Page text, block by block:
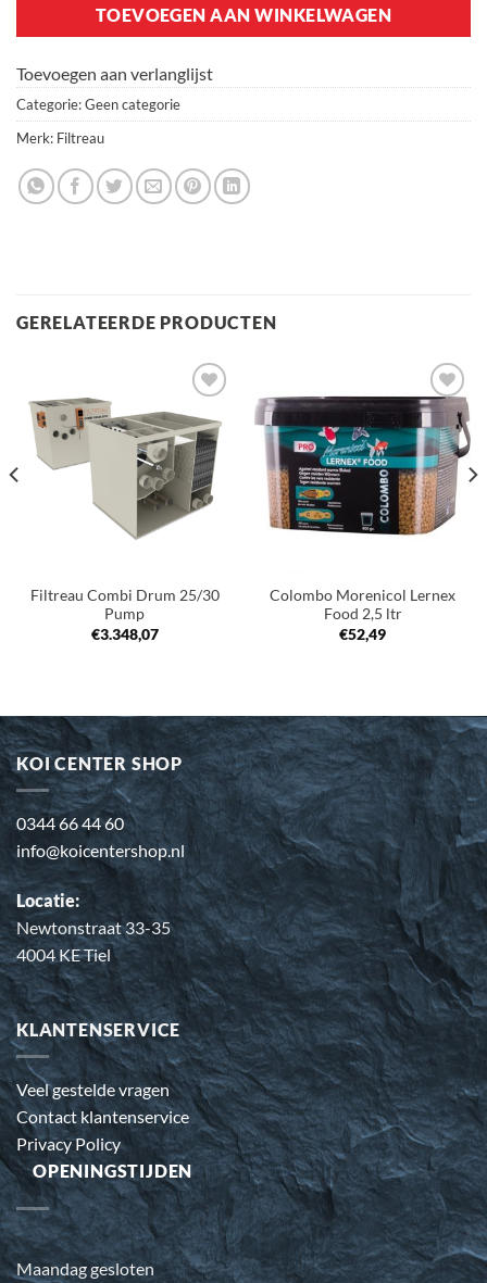
TOEVOEGEN AAN WINKELWAGEN
Toevoegen aan verlanglijst
Categorie:Geen categorie
Merk: Filtreau
GERELATEERDE PRODUCTEN
Toevoegen
aan
verlanglijst
Filtreau Combi Drum 25/30
Pump
€3.348,07
Toevoegen
aan
verlanglijst
Colombo Morenicol Lernex
Food 2,5 ltr
€52,49
KOI CENTER SHOP
0344 66 44 60
info@koicentershop.nl
Locatie:
Newtonstraat 33-35
4004 KE Tiel
KLANTENSERVICE
Veel gestelde vragen
Contact klantenservice
Privacy Policy
OPENINGSTIJDEN
Maandag gesloten